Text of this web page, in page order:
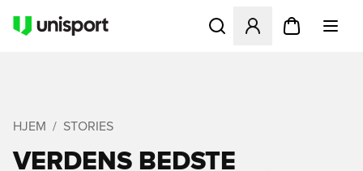
Åbner en Modal til at
HJEM STORIES
VERDENS BEDSTE